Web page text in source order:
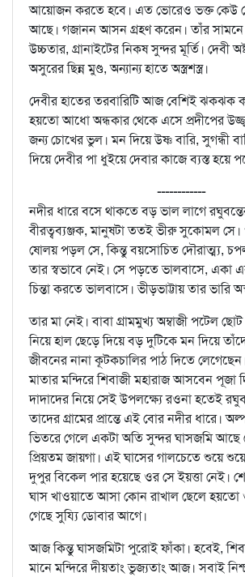
আয়োজন করতে হবে। এত ভোরেও ভক্ত কেউ
আছে। গজানন আসন গ্রহণ করেন। তাঁর
উচ্চতার, গ্রানাইটের নিকষ সুন্দর মূর্তি। দেবী
অসুরের ছিন্ন মুণ্ড, অন্যান্য হাতে অস্ত্রশস্ত্র।
দেবীর হাতের তরবারিটি আজ বেশিই ঝকঝক
হয়তো আধো অন্ধকার থেকে এসে প্রদীপের
জন্য চোখের ভুল। মন দিয়ে উষ্ণ বারি, সুগন্ধী
দিয়ে দেবীর পা ধুইয়ে দেবার কাজে ব্যস্ত হয়ে
------------
নদীর ধারে বসে থাকতে বড় ভাল লাগে
বীরত্বব্যঞ্জক, মানুষটা ততই ভীরু সুকোমল সে।
ষোলয় পড়ল সে, কিন্তু বয়সোচিত দৌরাত্ম্য,
তার স্বভাবে নেই। সে পড়তে ভালবাসে, একা
চিন্তা করতে ভালবাসে। ভীড়ভাট্টায় তার ভারি
তার মা নেই। বাবা গ্রামমুখ্য অম্বাজী পটেল
নিয়ে হাল ছেড়ে দিয়ে বড় দুটিকে মন দিয়ে
জীবনের নানা কূটকচালির পাঠ দিতে
মাতার মন্দিরে শিবাজী মহারাজ আসবেন পূজা
দাদাদের নিয়ে সেই উপলক্ষ্যে রওনা হতেই
তাদের গ্রামের প্রান্তে এই বোর নদীর ধারে।
ভিতরে গেলে একটা অতি সুন্দর ঘাসজমি আছে
প্রিয়তম জায়গা। এই ঘাসের গালচেতে শুয়ে
দুপুর বিকেল পার হয়েছে ওর সে ইয়ত্তা নেই।
ঘাস খাওয়াতে আসা কোন রাখাল ছেলে হয়তো
গেছে সুয্যি ডোবার আগে।
আজ কিন্তু ঘাসজমিটা পুরোই ফাঁকা। হবেই,
মানে মন্দিরে দীয়তাং ভুজ্যতাং আজ। সবাই